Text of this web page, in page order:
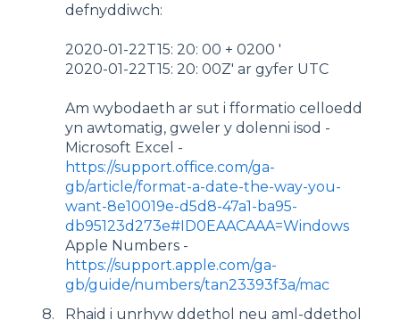
defnyddiwch:
2020-01-22T15: 20: 00 + 0200 '
2020-01-22T15: 20: 00Z' ar gyfer UTC
Am wybodaeth ar sut i fformatio celloedd
yn awtomatig, gweler y dolenni isod -
Microsoft Excel -
https://support.office.com/ga-
gb/article/format-a-date-the-way-you-
want-8e10019e-d5d8-47a1-ba95-
db95123d273e#ID0EAACAAA=Windows
Apple Numbers -
https://support.apple.com/ga-
gb/guide/numbers/tan23393f3a/mac
Rhaid i unrhyw ddethol neu aml-ddethol